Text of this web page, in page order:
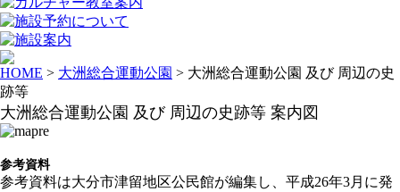
HOME > 大洲総合運動公園 > 大洲総合運動公園 及び 周辺の史
跡等
大洲総合運動公園 及び 周辺の史跡等 案内図
参考資料
参考資料は大分市津留地区公民館が編集し、平成26年3月に発